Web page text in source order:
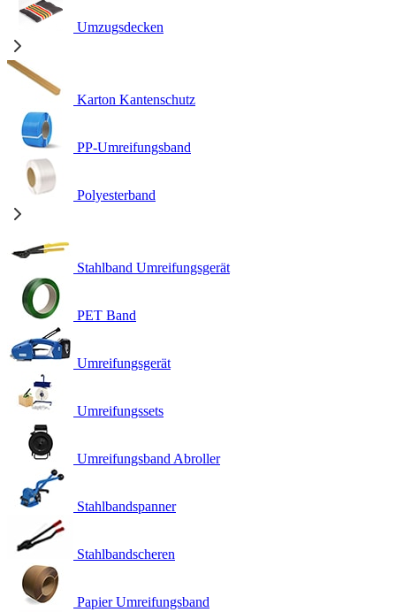
Umzugsdecken
Karton Kantenschutz
PP-Umreifungsband
Polyesterband
Stahlband Umreifungsgerät
PET Band
Umreifungsgerät
Umreifungssets
Umreifungsband Abroller
Stahlbandspanner
Stahlbandscheren
Papier Umreifungsband